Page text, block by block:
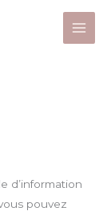
d’information
pouvez